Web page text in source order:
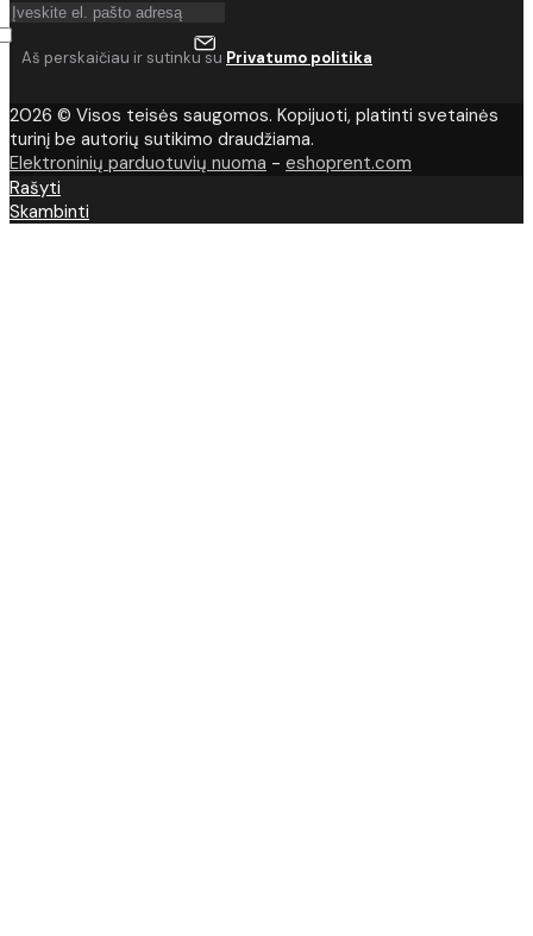
Aš perskaičiau ir sutinku su Privatumo politika
2026 © Visos teisės saugomos. Kopijuoti, platinti svetainės
turinį be autorių sutikimo draudžiama.
Elektroninių parduotuvių nuoma - eshoprent.com
Rašyti
Skambinti